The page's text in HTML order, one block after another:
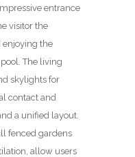
entrance
visitor the
the
The living
skylights for
contact and
a unified layout.
fenced gardens
allow users